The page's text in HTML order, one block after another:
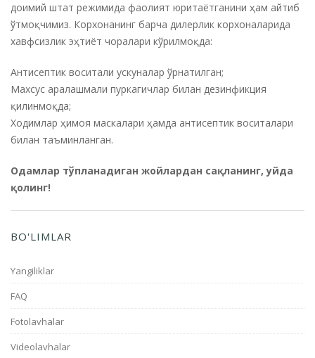
доимий штат режимида фаолият юритаётганини ҳам айтиб
ўтмоқчимиз. Корхонанинг барча дилерлик корхоналарида
хавфсизлик эҳтиёт чоралари кўрилмоқда:
Антисептик воситали ускуналар ўрнатилган;
Махсус аралашмали пуркагичлар билан дезинфикция
қилинмоқда;
Ходимлар ҳимоя маскалари ҳамда антисептик воситалари
билан таъминланган.
Одамлар тўпланадиган жойлардан сақланинг, уйда
қолинг!
BO'LIMLAR
Yangiliklar
FAQ
Fotolavhalar
Videolavhalar